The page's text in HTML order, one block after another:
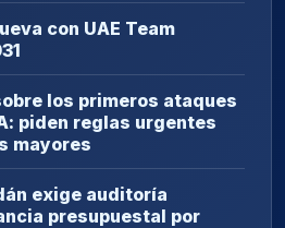
con UAE Team
los primeros ataques
piden reglas urgentes
mayores
exige auditoría
presupuestal por